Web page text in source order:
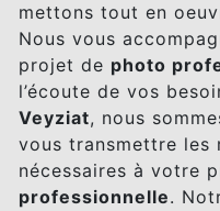
mettons tout en
Nous vous
projet de photo
l’écoute de vos
Veyziat, nous
vous transmettre les
nécessaires à votre
professionnelle.